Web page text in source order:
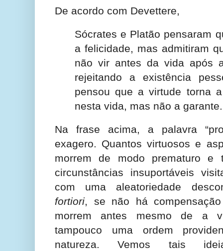
De acordo com Devettere,
Sócrates e Platão pensaram
a felicidade, mas admitiram
não vir antes da vida após
rejeitando a existência
pensou que a virtude torna
nesta vida, mas não a
Na frase acima, a palavra
exagero. Quantos virtuosos e
morrem de modo prematuro
circunstâncias insuportáveis
com uma aleatoriedade
fortiori, se não há
morrem antes mesmo de a
tampouco uma ordem
natureza. Vemos tais